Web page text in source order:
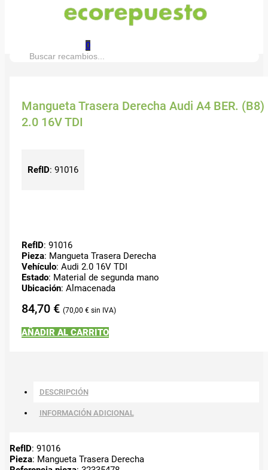
0
Buscar:
Mangueta Trasera Derecha Audi A4 BER. (B8)
2.0 16V TDI
RefID: 91016
RefID: 91016
Pieza: Mangueta Trasera Derecha
Vehículo: Audi 2.0 16V TDI
Estado: Material de segunda mano
Ubicación: Almacenada
84,70 € 70,00 €
AÑADIR AL CARRITO
DESCRIPCIÓN
INFORMACIÓN ADICIONAL
RefID: 91016
Pieza: Mangueta Trasera Derecha